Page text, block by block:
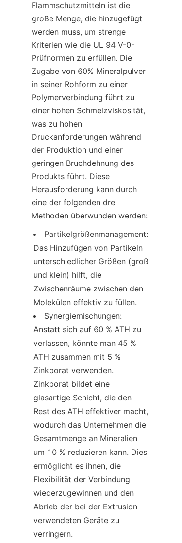
Flammschutzmitteln ist die
große Menge, die hinzugefügt
werden muss, um strenge
Kriterien wie die UL 94 V-0-
Prüfnormen zu erfüllen. Die
Zugabe von 60% Mineralpulver
in seiner Rohform zu einer
Polymerverbindung führt zu
einer hohen Schmelzviskosität,
was zu hohen
Druckanforderungen während
der Produktion und einer
geringen Bruchdehnung des
Produkts führt. Diese
Herausforderung kann durch
eine der folgenden drei
Methoden überwunden werden:
Partikelgrößenmanagement:
Das Hinzufügen von Partikeln
unterschiedlicher Größen (groß
und klein) hilft, die
Zwischenräume zwischen den
Molekülen effektiv zu füllen.
Synergiemischungen:
Anstatt sich auf 60 % ATH zu
verlassen, könnte man 45 %
ATH zusammen mit 5 %
Zinkborat verwenden.
Zinkborat bildet eine
glasartige Schicht, die den
Rest des ATH effektiver macht,
wodurch das Unternehmen die
Gesamtmenge an Mineralien
um 10 % reduzieren kann. Dies
ermöglicht es ihnen, die
Flexibilität der Verbindung
wiederzugewinnen und den
Abrieb der bei der Extrusion
verwendeten Geräte zu
verringern.